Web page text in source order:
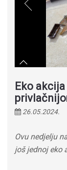
Eko
26.05.2024.
Ovu nedjelju
još jednoj eko